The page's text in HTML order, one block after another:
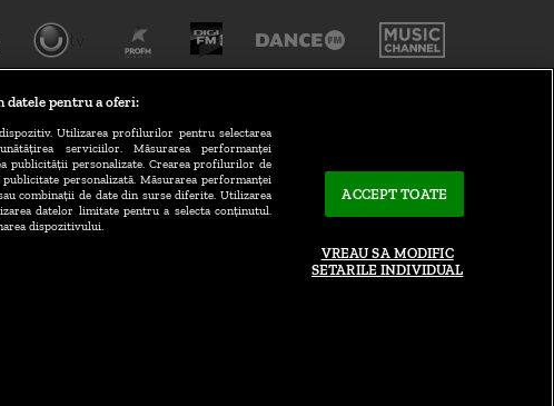
CONTACT/INFO
pentru a oferi:
Utilizarea profilurilor pentru selectarea
serviciilor. Măsurarea performanței
publicității personalizate. Crearea profilurilor de
personalizată. Măsurarea performanței
combinații de date din surse diferite. Utilizarea
datelor limitate pentru a selecta conținutul.
dispozitivului.
ACCEPT TOATE
VREAU SA MODIFIC
SETARILE INDIVIDUAL